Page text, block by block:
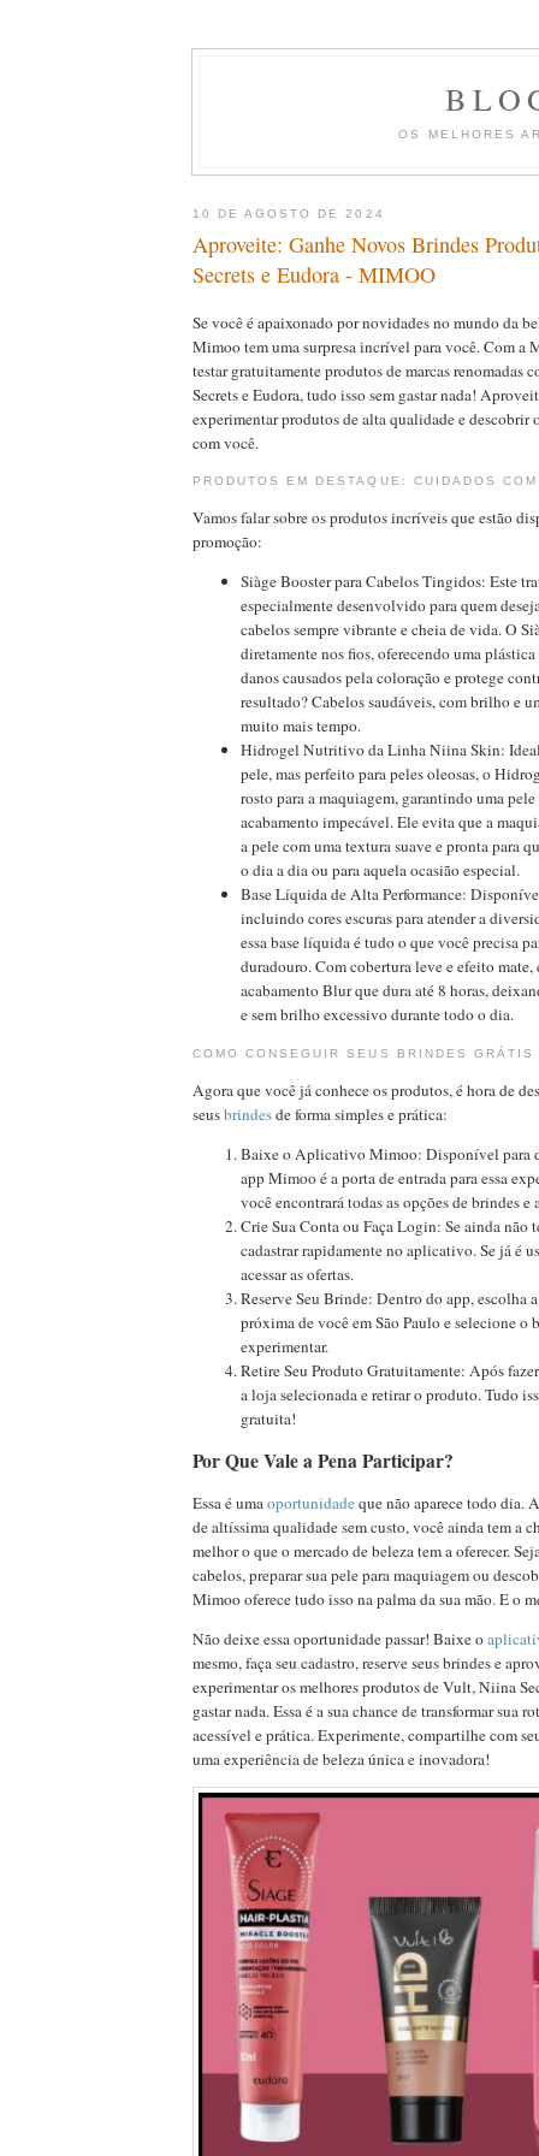
OS MELHORES
10 DE AGOSTO DE 2024
Aproveite: Ganhe Novos Brindes
Secrets e Eudora - MIMOO
Se você é apaixonado por novidades no mundo da
Mimoo tem uma surpresa incrível para você. Com a
testar gratuitamente produtos de marcas renomadas
Secrets e Eudora, tudo isso sem gastar nada!
experimentar produtos de alta qualidade e descobrir
com você.
PRODUTOS EM DESTAQUE: CUIDADOS
Vamos falar sobre os produtos incríveis que estão
promoção:
Siàge Booster para Cabelos Tingidos: Este
especialmente desenvolvido para quem
cabelos sempre vibrante e cheia de vida. O
diretamente nos fios, oferecendo uma
danos causados pela coloração e protege
resultado? Cabelos saudáveis, com brilho e
muito mais tempo.
Hidrogel Nutritivo da Linha Niina Skin:
pele, mas perfeito para peles oleosas, o
rosto para a maquiagem, garantindo uma
acabamento impecável. Ele evita que a
a pele com uma textura suave e pronta para
o dia a dia ou para aquela ocasião especial.
Base Líquida de Alta Performance:
incluindo cores escuras para atender a
essa base líquida é tudo o que você precisa
duradouro. Com cobertura leve e efeito
acabamento Blur que dura até 8 horas,
e sem brilho excessivo durante todo o dia.
COMO CONSEGUIR SEUS BRINDES GRÁTIS
Agora que você já conhece os produtos, é hora de
seusbrindesde forma simples e prática:
Baixe o Aplicativo Mimoo: Disponível para
app Mimoo é a porta de entrada para essa
você encontrará todas as opções de brindes
Crie Sua Conta ou Faça Login: Se ainda não
cadastrar rapidamente no aplicativo. Se já é
acessar as ofertas.
Reserve Seu Brinde: Dentro do app, escolha
próxima de você em São Paulo e selecione o
experimentar.
Retire Seu Produto Gratuitamente: Após
a loja selecionada e retirar o produto. Tudo
gratuita!
Por Que Vale a Pena Participar?
Essa é umaoportunidadeque não aparece todo dia.
de altíssima qualidade sem custo, você ainda tem a
melhor o que o mercado de beleza tem a oferecer.
cabelos, preparar sua pele para maquiagem ou
Mimoo oferece tudo isso na palma da sua mão. E o
Não deixe essa oportunidade passar! Baixe o
mesmo, faça seu cadastro, reserve seus brindes e
experimentar os melhores produtos de Vult, Niina
gastar nada. Essa é a sua chance de transformar sua
acessível e prática. Experimente, compartilhe com
uma experiência de beleza única e inovadora!